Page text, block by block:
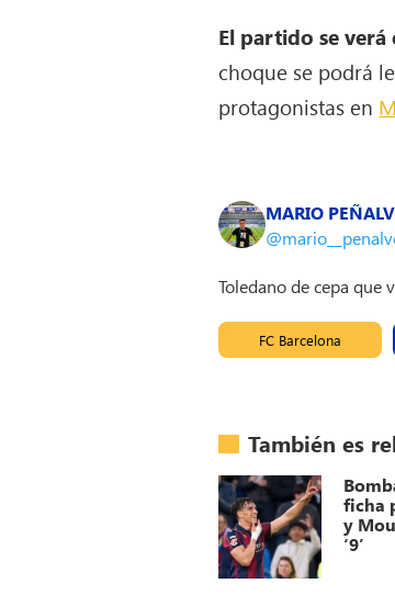
El partido se
choque se podrá
protagonistas en
MARIO
Toledano de cepa que
FC Barcelona
También es
ficha
y
‘9’